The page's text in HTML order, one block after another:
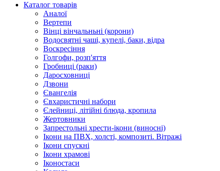
Каталог товарів
Аналої
Вертепи
Вінці вінчальньні (корони)
Водосвятні чаші, купелі, баки, відра
Воскресіння
Голгофи, розп'яття
Гробниці (раки)
Даросховниці
Дзвони
Євангелія
Євхаристичні набори
Єлейниці, літійні блюда, кропила
Жертовники
Запрестольні хрести-ікони (виносні)
Ікони на ПВХ, холсті, композиті. Вітражі
Ікони спускні
Ікони храмові
Іконостаси